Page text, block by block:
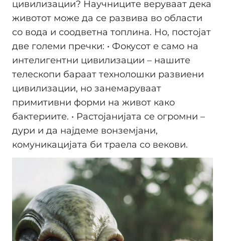
цивилизации? Научниците веруваат дека
животот може да се развива во области
со вода и соодветна топлина. Но, постојат
две големи пречки: • Фокусот е само на
интелигентни цивилизации – нашите
телескопи бараат технолошки развиени
цивилизации, но занемаруваат
примитивни форми на живот како
бактериите. • Растојанијата се огромни –
дури и да најдеме вонземјани,
комуникацијата би траела со векови.